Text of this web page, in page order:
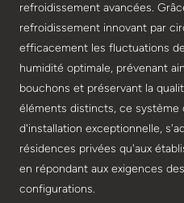
refroidissement avancées.
refroidissement innovant par
efficacement les fluctuations
humidité optimale, prévenant
bouchons et préservant la
éléments distincts, ce système
d'installation exceptionnelle,
résidences privées qu'aux
en répondant aux exigences
configurations.